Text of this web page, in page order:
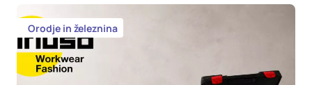
Orodje in železnina